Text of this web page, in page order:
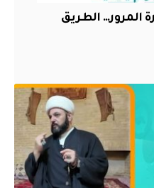
المرور… الطريق